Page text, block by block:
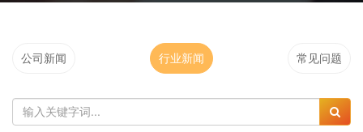
公司新闻 行业新闻 常见问题